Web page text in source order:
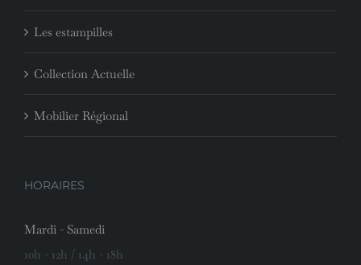
Accueil
Le Goût Français
Les estampilles